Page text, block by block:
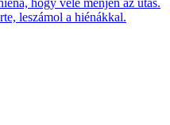
hogy vele menjen az utas.
leszámol a hiénákkal.